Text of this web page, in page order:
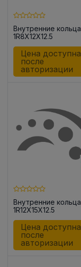
Внутренние кольца
1R8X12X12.5
Цена доступна
после
авторизации
Внутренние кольца
1R12X15X12.5
Цена доступна
после
авторизации